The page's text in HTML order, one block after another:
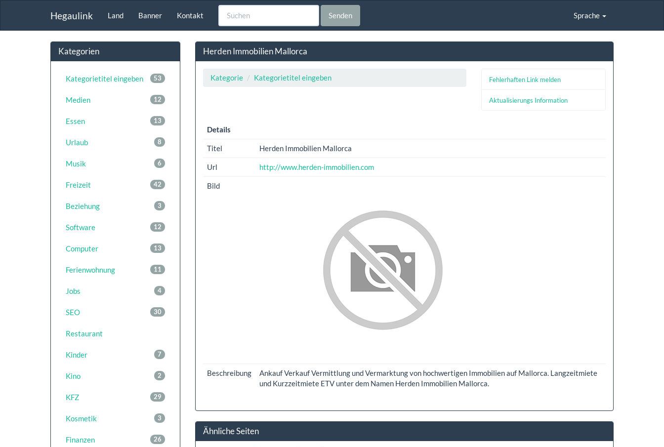
Hegaulink Land Banner Kontakt Senden Sprache
Kategorien
53
Kategorietitel eingeben
12
Medien
13
Essen
8
Urlaub
6
Musik
42
Freizeit
3
Beziehung
12
Software
13
Computer
11
Ferienwohnung
4
Jobs
30
SEO
Restaurant
7
Kinder
2
Kino
29
KFZ
3
Kosmetik
26
Finanzen
Herden Immobilien Mallorca
Kategorie Kategorietitel eingeben Fehlerhaften Link melden
Aktualisierungs Information
Details
Titel Herden Immobilien Mallorca
Url http://www.herden-immobilien.com
Bild
Beschreibung
Ankauf Verkauf Vermittlung und Vermarktung von hochwertigen Immobilien auf Mallorca. Langzeitmiete
und Kurzzeitmiete ETV unter dem Namen Herden Immobilien Mallorca.
Ähnliche Seiten